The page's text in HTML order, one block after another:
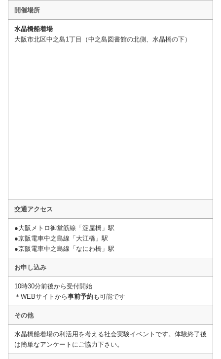
開催場所
水晶橋船着場
大阪市北区中之島1丁目（中之島図書館の北側、水晶橋の下）
交通アクセス
●大阪メトロ御堂筋線「淀屋橋」駅
●京阪電車中之島線「大江橋」駅
●京阪電車中之島線「なにわ橋」駅
お申し込み
10時30分前後から受付開始
＊WEBサイトから事前予約も可能です
その他
水晶橋船着場の利活用を考える社会実験イベントです。体験終了後
は簡単なアンケートにご協力下さい。